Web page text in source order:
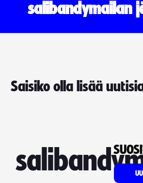
salibandymailan
Saisiko olla lisää